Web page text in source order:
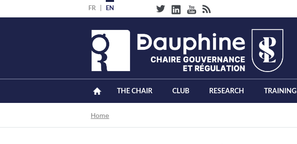
to
FR EN
THE CHAIR CLUB RESEARCH TRAINING
Breadcrumb
Home